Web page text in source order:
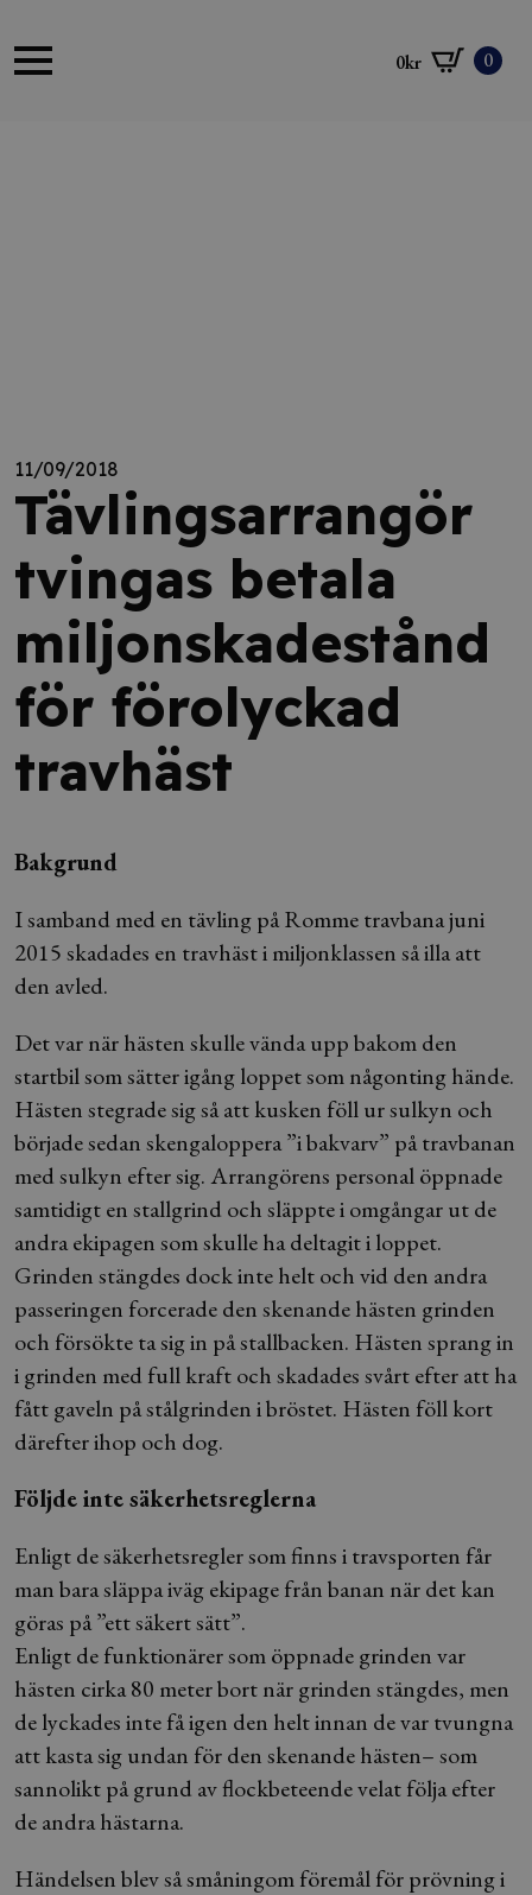
0kr 0
11/09/2018
Tävlingsarrangör
tvingas betala
miljonskadestånd
för förolyckad
travhäst
Bakgrund
I samband med en tävling på Romme travbana juni
2015 skadades en travhäst i miljonklassen så illa att
den avled.
Det var när hästen skulle vända upp bakom den
startbil som sätter igång loppet som någonting hände.
Hästen stegrade sig så att kusken föll ur sulkyn och
började sedan skengaloppera ”i bakvarv” på travbanan
med sulkyn efter sig. Arrangörens personal öppnade
samtidigt en stallgrind och släppte i omgångar ut de
andra ekipagen som skulle ha deltagit i loppet.
Grinden stängdes dock inte helt och vid den andra
passeringen forcerade den skenande hästen grinden
och försökte ta sig in på stallbacken. Hästen sprang in
i grinden med full kraft och skadades svårt efter att ha
fått gaveln på stålgrinden i bröstet. Hästen föll kort
därefter ihop och dog.
Följde inte säkerhetsreglerna
Enligt de säkerhetsregler som finns i travsporten får
man bara släppa iväg ekipage från banan när det kan
göras på ”ett säkert sätt”.
Enligt de funktionärer som öppnade grinden var
hästen cirka 80 meter bort när grinden stängdes, men
de lyckades inte få igen den helt innan de var tvungna
att kasta sig undan för den skenande hästen– som
sannolikt på grund av flockbeteende velat följa efter
de andra hästarna.
Händelsen blev så småningom föremål för prövning i